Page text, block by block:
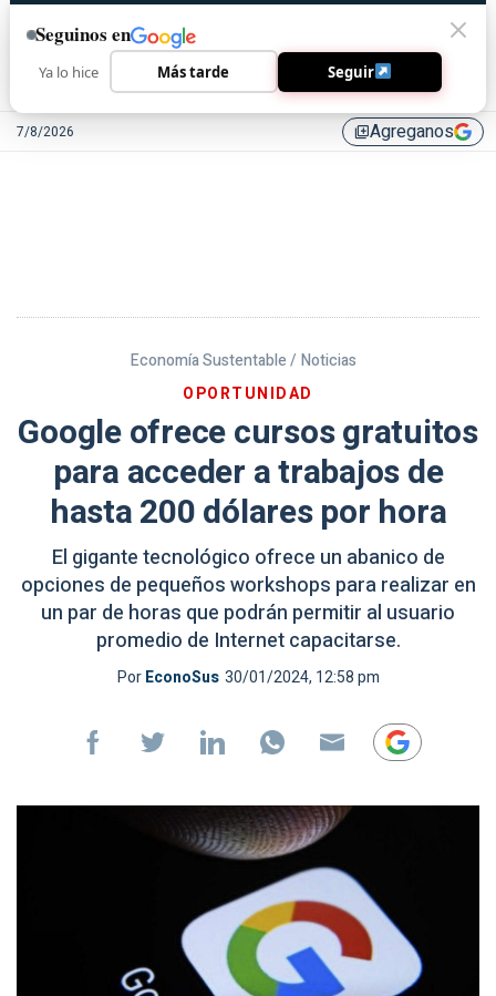
7/8/2026 library_addAgreganos
Economía Sustentable / Noticias
OPORTUNIDAD
Google ofrece cursos gratuitos
para acceder a trabajos de
hasta 200 dólares por hora
El gigante tecnológico ofrece un abanico de
opciones de pequeños workshops para realizar en
un par de horas que podrán permitir al usuario
promedio de Internet capacitarse.
PorEconoSus 30/01/2024, 12:58 pm
Seguinos en
Ya lo hice Más tarde Seguir